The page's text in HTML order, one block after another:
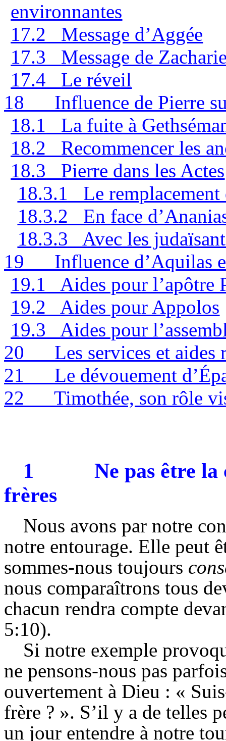
environnantes
17.2
Message d’Aggée
17.3
Message de
17.4
Le réveil
18
Influence de Pierre
18.1
La fuite à
18.2
Recommencer les
18.3
Pierre dans les Actes
18.3.1
Le remplacement
18.3.2
En face
18.3.3
Avec les
19
Influence d’Aquilas
19.1
Aides pour l’apôtre
19.2
Aides pour Appolos
19.3
Aides pour
20
Les services et aides
21
Le dévouement
22
Timothée, son rôle
1
Ne pas être la
frères
Nous avons par notre
notre entourage. Elle peut
sommes-nous toujours
nous comparaîtrons tous
chacun rendra compte
5:10).
Si notre exemple
ne pensons-nous pas
ouvertement à Dieu : «
frère ? ». S’il y a de telles
un jour entendre à notre